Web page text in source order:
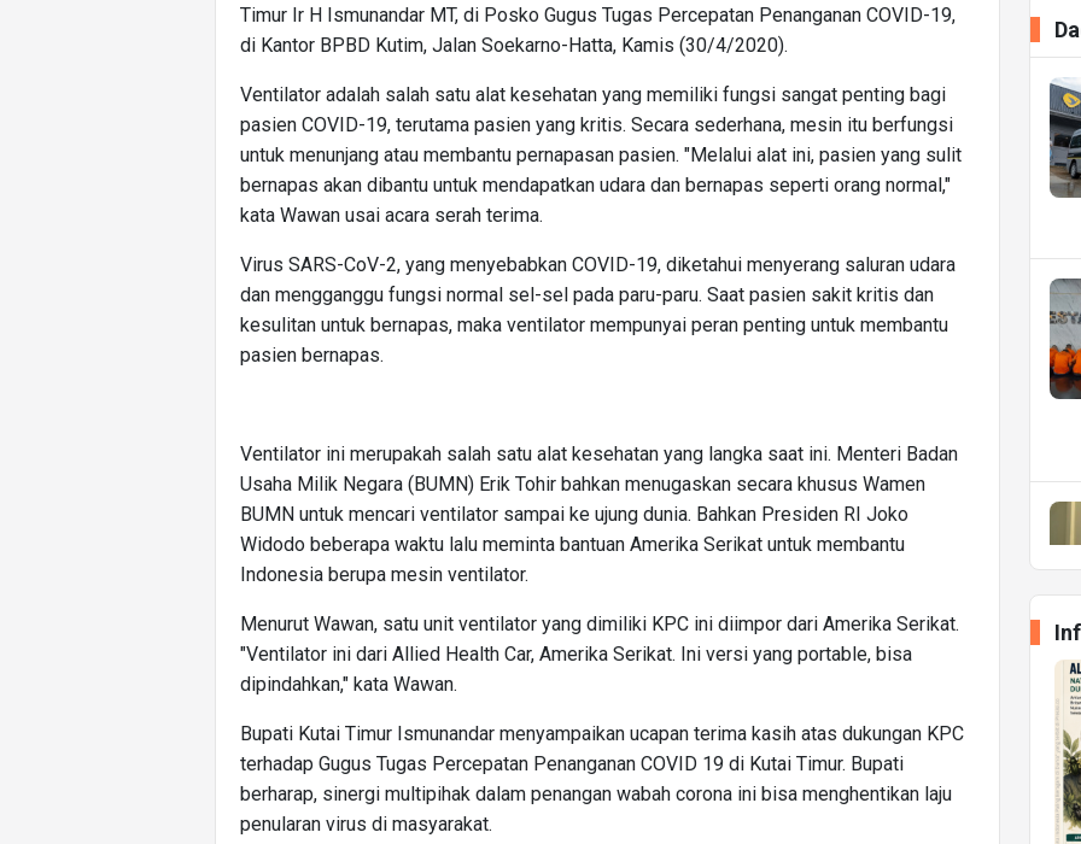
Timur Ir H Ismunandar MT, di Posko Gugus Tugas Percepatan Penanganan COVID-19,
di Kantor BPBD Kutim, Jalan Soekarno-Hatta, Kamis (30/4/2020).
Ventilator adalah salah satu alat kesehatan yang memiliki fungsi sangat penting bagi
pasien COVID-19, terutama pasien yang kritis. Secara sederhana, mesin itu berfungsi
untuk menunjang atau membantu pernapasan pasien. "Melalui alat ini, pasien yang sulit
bernapas akan dibantu untuk mendapatkan udara dan bernapas seperti orang normal,"
kata Wawan usai acara serah terima.
Virus SARS-CoV-2, yang menyebabkan COVID-19, diketahui menyerang saluran udara
dan mengganggu fungsi normal sel-sel pada paru-paru. Saat pasien sakit kritis dan
kesulitan untuk bernapas, maka ventilator mempunyai peran penting untuk membantu
pasien bernapas.
Ventilator ini merupakah salah satu alat kesehatan yang langka saat ini. Menteri Badan
Usaha Milik Negara (BUMN) Erik Tohir bahkan menugaskan secara khusus Wamen
BUMN untuk mencari ventilator sampai ke ujung dunia. Bahkan Presiden RI Joko
Widodo beberapa waktu lalu meminta bantuan Amerika Serikat untuk membantu
Indonesia berupa mesin ventilator.
Menurut Wawan, satu unit ventilator yang dimiliki KPC ini diimpor dari Amerika Serikat.
"Ventilator ini dari Allied Health Car, Amerika Serikat. Ini versi yang portable, bisa
dipindahkan," kata Wawan.
Bupati Kutai Timur Ismunandar menyampaikan ucapan terima kasih atas dukungan KPC
terhadap Gugus Tugas Percepatan Penanganan COVID 19 di Kutai Timur. Bupati
berharap, sinergi multipihak dalam penangan wabah corona ini bisa menghentikan laju
penularan virus di masyarakat.